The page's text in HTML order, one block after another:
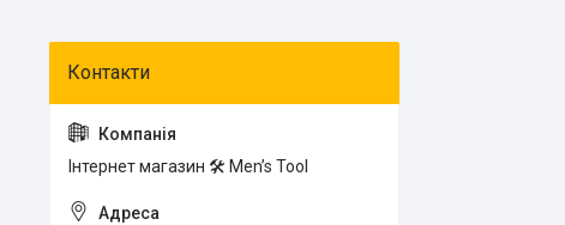
Інтернет магазин 🛠 Men’s Tool